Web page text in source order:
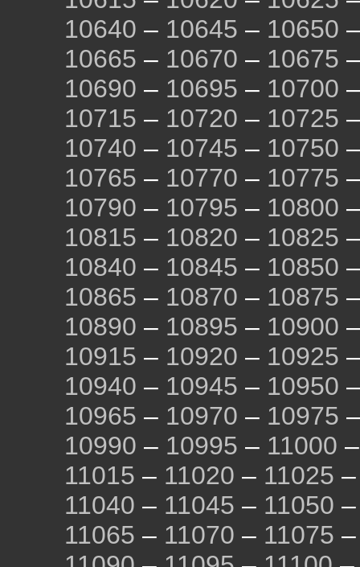
10640 – 10645 – 10650
10665 – 10670 – 10675
10690 – 10695 – 10700
10715 – 10720 – 10725
10740 – 10745 – 10750
10765 – 10770 – 10775
10790 – 10795 – 10800
10815 – 10820 – 10825
10840 – 10845 – 10850
10865 – 10870 – 10875
10890 – 10895 – 10900
10915 – 10920 – 10925
10940 – 10945 – 10950
10965 – 10970 – 10975
10990 – 10995 – 11000
11015 – 11020 – 11025
11040 – 11045 – 11050
11065 – 11070 – 11075